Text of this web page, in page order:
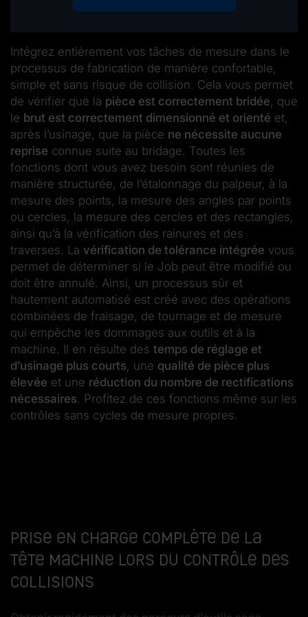
Intégrez entièrement vos tâches de mesure dans le
processus de fabrication de manière confortable,
simple et sans risque de collision. Cela vous permet
de vérifier que la pièce est correctement bridée, que
le brut est correctement dimensionné et orienté et,
après l’usinage, que la pièce ne nécessite aucune
reprise connue suite au bridage. Toutes les
fonctions dont vous avez besoin sont réunies de
manière structurée, de l’étalonnage du palpeur, à la
mesure des points, la mesure des angles par points
ou cercles, la mesure des cercles et des rectangles,
ainsi qu’à la vérification des rainures et des
traverses. La vérification de tolérance intégrée vous
permet de déterminer si le Job peut être modifié ou
doit être annulé. Ainsi, un processus sûr et
hautement automatisé est créé avec des opérations
combinées de fraisage, de tournage et de mesure
qui empêche les dommages aux outils et à la
machine. Il en résulte des temps de réglage et
d’usinage plus courts, une qualité de pièce plus
élevée et une réduction du nombre de rectifications
nécessaires. Profitez de ces fonctions même sur les
contrôles sans cycles de mesure propres.
Prise en charge complète de la
tête machine lors du contrôle des
collisions